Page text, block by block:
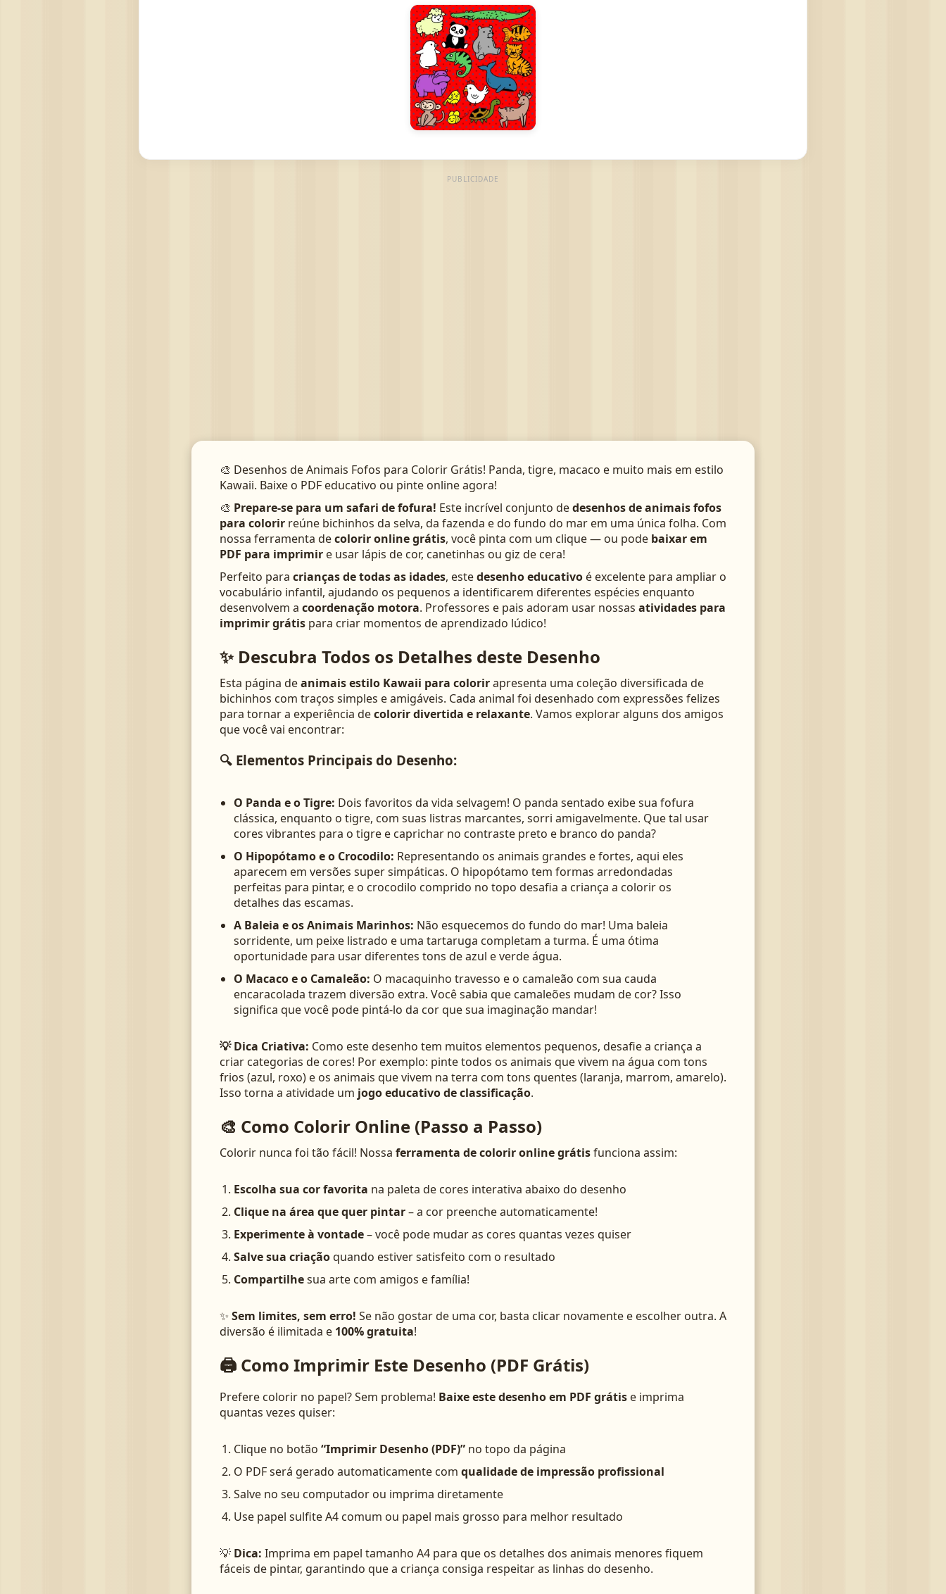
PUBLICIDADE
🎨 Desenhos de Animais Fofos para Colorir Grátis! Panda, tigre, macaco e muito mais em estilo
Kawaii. Baixe o PDF educativo ou pinte online agora!
🎨 Prepare-se para um safari de fofura! Este incrível conjunto dedesenhos de animais fofos
para colorir reúne bichinhos da selva, da fazenda e do fundo do mar em uma única folha. Com
nossa ferramenta decolorir online grátis, você pinta com um clique — ou pode baixar em
PDF para imprimir e usar lápis de cor, canetinhas ou giz de cera!
Perfeito para crianças de todas as idades, estedesenho educativo é excelente para ampliar o
vocabulário infantil, ajudando os pequenos a identificarem diferentes espécies enquanto
desenvolvem a coordenação motora. Professores e pais adoram usar nossas atividades para
imprimir grátis para criar momentos de aprendizado lúdico!
✨ Descubra Todos os Detalhes deste Desenho
Esta página deanimais estilo Kawaii para colorirapresenta uma coleção diversificada de
bichinhos com traços simples e amigáveis. Cada animal foi desenhado com expressões felizes
para tornar a experiência decolorir divertida e relaxante. Vamos explorar alguns dos amigos
que você vai encontrar:
🔍 Elementos Principais do Desenho:
O Panda e o Tigre: Dois favoritos da vida selvagem! O panda sentado exibe sua fofura
clássica, enquanto o tigre, com suas listras marcantes, sorri amigavelmente. Que tal usar
cores vibrantes para o tigre e caprichar no contraste preto e branco do panda?
O Hipopótamo e o Crocodilo: Representando os animais grandes e fortes, aqui eles
aparecem em versões super simpáticas. O hipopótamo tem formas arredondadas
perfeitas para pintar, e o crocodilo comprido no topo desafia a criança a colorir os
detalhes das escamas.
A Baleia e os Animais Marinhos: Não esquecemos do fundo do mar! Uma baleia
sorridente, um peixe listrado e uma tartaruga completam a turma. É uma ótima
oportunidade para usar diferentes tons de azul e verde água.
O Macaco e o Camaleão: O macaquinho travesso e o camaleão com sua cauda
encaracolada trazem diversão extra. Você sabia que camaleões mudam de cor? Isso
significa que você pode pintá-lo da cor que sua imaginação mandar!
💡 Dica Criativa: Como este desenho tem muitos elementos pequenos, desafie a criança a
criar categorias de cores! Por exemplo: pinte todos os animais que vivem na água com tons
frios (azul, roxo) e os animais que vivem na terra com tons quentes (laranja, marrom, amarelo).
Isso torna a atividade um jogo educativo de classificação.
🎨 Como Colorir Online (Passo a Passo)
Colorir nunca foi tão fácil! Nossa ferramenta de colorir online grátisfunciona assim:
Escolha sua cor favorita na paleta de cores interativa abaixo do desenho
Clique na área que quer pintar– a cor preenche automaticamente!
Experimente à vontade– você pode mudar as cores quantas vezes quiser
Salve sua criaçãoquando estiver satisfeito com o resultado
Compartilhesua arte com amigos e família!
✨ Sem limites, sem erro! Se não gostar de uma cor, basta clicar novamente e escolher outra. A
diversão é ilimitada e 100% gratuita!
🖨️ Como Imprimir Este Desenho (PDF Grátis)
Prefere colorir no papel? Sem problema! Baixe este desenho em PDF grátis e imprima
quantas vezes quiser:
Clique no botão “Imprimir Desenho (PDF)” no topo da página
O PDF será gerado automaticamente com qualidade de impressão profissional
Salve no seu computador ou imprima diretamente
Use papel sulfite A4 comum ou papel mais grosso para melhor resultado
💡 Dica: Imprima em papel tamanho A4 para que os detalhes dos animais menores fiquem
fáceis de pintar, garantindo que a criança consiga respeitar as linhas do desenho.